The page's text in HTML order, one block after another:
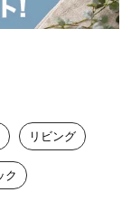
リビング
ク